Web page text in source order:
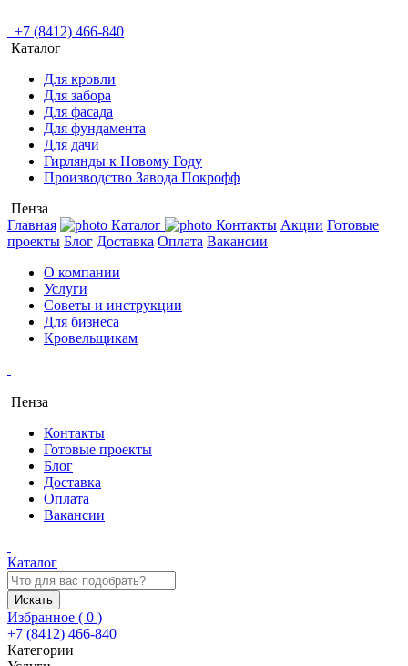
+7 (8412) 466-840
Каталог
Для кровли
Для забора
Для фасада
Для фундамента
Для дачи
Гирлянды к Новому Году
Производство Завода Покрофф
Пенза
Главная
Каталог Контакты Акции Готовые
проекты Блог Доставка Оплата Вакансии
О компании
Услуги
Советы и инструкции
Для бизнеса
Кровельщикам
Пенза
Контакты
Готовые проекты
Блог
Доставка
Оплата
Вакансии
Каталог
Искать
Избранное ( 0 )
+7 (8412) 466-840
Категории